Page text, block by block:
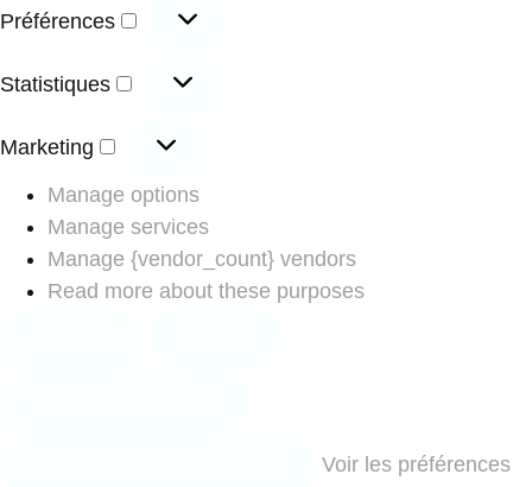
Préférences
Statistiques
Marketing
Manage options
Manage services
Manage {vendor_count} vendors
Read more about these purposes
Voir les préférences